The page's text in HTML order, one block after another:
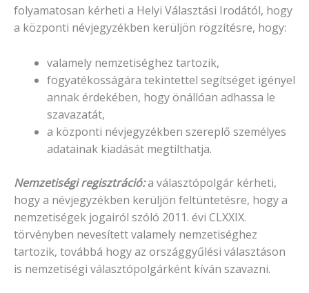
folyamatosan kérheti a Helyi Választási Irodától, hogy
a központi névjegyzékben kerüljön rögzítésre, hogy:
valamely nemzetiséghez tartozik,
fogyatékosságára tekintettel segítséget igényel
annak érdekében, hogy önállóan adhassa le
szavazatát,
a központi névjegyzékben szereplő személyes
adatainak kiadását megtilthatja.
Nemzetiségi regisztráció:a választópolgár kérheti,
hogy a névjegyzékben kerüljön feltüntetésre, hogy a
nemzetiségek jogairól szóló 2011. évi CLXXIX.
törvényben nevesített valamely nemzetiséghez
tartozik, továbbá hogy az országgyűlési választáson
is nemzetiségi választópolgárként kíván szavazni.